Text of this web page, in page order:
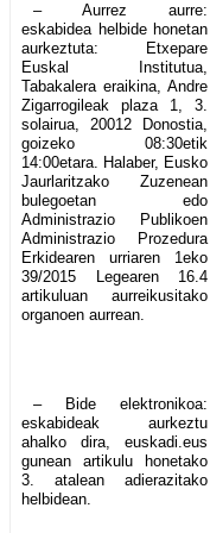
– Aurrez aurre:
eskabidea helbide honetan
aurkeztuta: Etxepare
Euskal Institutua,
Tabakalera eraikina, Andre
Zigarrogileak plaza 1, 3.
solairua, 20012 Donostia,
goizeko 08:30etik
14:00etara. Halaber, Eusko
Jaurlaritzako Zuzenean
bulegoetan edo
Administrazio Publikoen
Administrazio Prozedura
Erkidearen urriaren 1eko
39/2015 Legearen 16.4
artikuluan aurreikusitako
organoen aurrean.
– Bide elektronikoa:
eskabideak aurkeztu
ahalko dira, euskadi.eus
gunean artikulu honetako
3. atalean adierazitako
helbidean.